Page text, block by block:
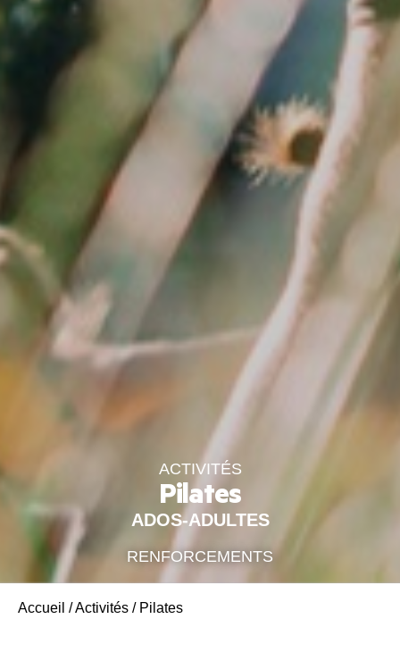
ACTIVITÉS
Pilates
ADOS-ADULTES
RENFORCEMENTS
Accueil /Activités / Pilates